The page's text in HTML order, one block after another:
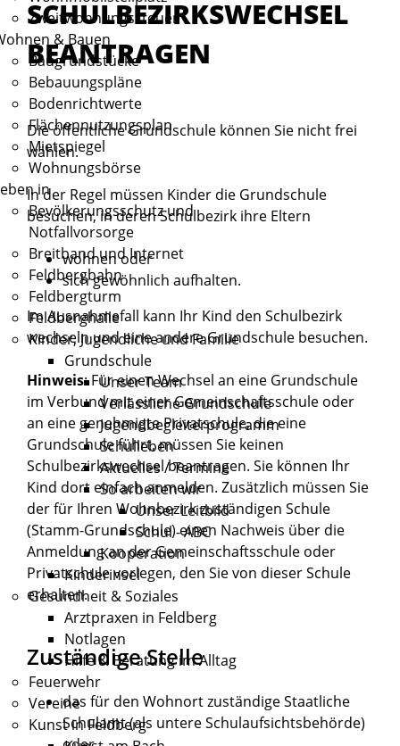
Zweitwohnungssteuer
& Bauen
Baugrundstücke
Bebauungspläne
Bodenrichtwerte
Flächennutzungsplan
Mietspiegel
Wohnungsbörse
in
Bevölkerungsschutz und
Notfallvorsorge
Breitband und Internet
Feldbergbahn
Feldbergturm
Feldberghalle
Kinder, Jugendliche und Familie
Grundschule
Unser Team
Verlässliche Grundschule
Jugendbegleiterprogramm
Schulleben
Aktuelles / Termine
So arbeiten wir
Unser Leitbild
Schul - ABC
Kooperation
Kinderinsel
Gesundheit & Soziales
Arztpraxen in Feldberg
Notlagen
Hilfe & Beratung im Alltag
Feuerwehr
Vereine
Kunst in Feldberg
SCHULBEZIRKSWECHSEL
BEANTRAGEN
Die öffentliche Grundschule können Sie nicht frei
wählen.
In der Regel müssen Kinder die Grundschule
besuchen, in deren Schulbezirk ihre Eltern
wohnen oder
sich gewöhnlich aufhalten.
Im Ausnahmefall kann Ihr Kind den Schulbezirk
wechseln und eine andere Grundschule besuchen.
Hinweis: Für einen Wechsel an eine Grundschule
im Verbund mit einer Gemeinschaftsschule oder
an eine genehmigte Privatschule, die eine
Grundschule führt, müssen Sie keinen
Schulbezirkswechsel beantragen. Sie können Ihr
Kind dort einfach anmelden. Zusätzlich müssen Sie
der für Ihren Wohnbezirk zuständigen Schule
(Stamm-Grundschule) einen Nachweis über die
Anmeldung an der Gemeinschaftsschule oder
Privatschule vorlegen, den Sie von dieser Schule
erhalten.
Zuständige Stelle
das für den Wohnort zuständige Staatliche
Schulamt (als untere Schulaufsichtsbehörde)